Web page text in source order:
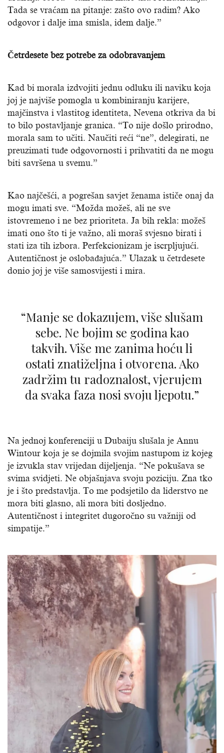
Tada se vraćam na pitanje: zašto ovo radim? Ako
odgovor i dalje ima smisla, idem dalje.”
Četrdesete bez potrebe za odobravanjem
Kad bi morala izdvojiti jednu odluku ili naviku koja
joj je najviše pomogla u kombiniranju karijere,
majčinstva i vlastitog identiteta, Nevena otkriva da bi
to bilo postavljanje granica. “To nije došlo prirodno,
morala sam to učiti. Naučiti reći “ne”, delegirati, ne
preuzimati tuđe odgovornosti i prihvatiti da ne mogu
biti savršena u svemu.”
Kao najčešći, a pogrešan savjet ženama ističe onaj da
mogu imati sve. “Možda možeš, ali ne sve
istovremeno i ne bez prioriteta. Ja bih rekla: možeš
imati ono što ti je važno, ali moraš svjesno birati i
stati iza tih izbora. Perfekcionizam je iscrpljujući.
Autentičnost je oslobađajuća.” Ulazak u četrdesete
donio joj je više samosvijesti i mira.
“Manje se dokazujem, više slušam
sebe. Ne bojim se godina kao
takvih. Više me zanima hoću li
ostati znatiželjna i otvorena. Ako
zadržim tu radoznalost, vjerujem
da svaka faza nosi svoju ljepotu.”
Na jednoj konferenciji u Dubaiju slušala je Annu
Wintour koja je se dojmila svojim nastupom iz kojeg
je izvukla stav vrijedan dijeljenja. “Ne pokušava se
svima svidjeti. Ne objašnjava svoju poziciju. Zna tko
je i što predstavlja. To me podsjetilo da liderstvo ne
mora biti glasno, ali mora biti dosljedno.
Autentičnost i integritet dugoročno su važniji od
simpatije.”